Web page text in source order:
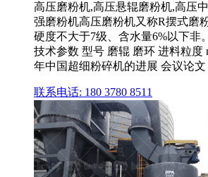
高压磨粉机,高压悬辊磨粉机,高压
强磨粉机高压磨粉机又称R摆式磨
硬度不大于7级、含水量6%以下非
技术参数 型号 磨辊 磨环 进料粒度
年中国超细粉碎机的进展 会议论文
联系电话: 180 3780 8511